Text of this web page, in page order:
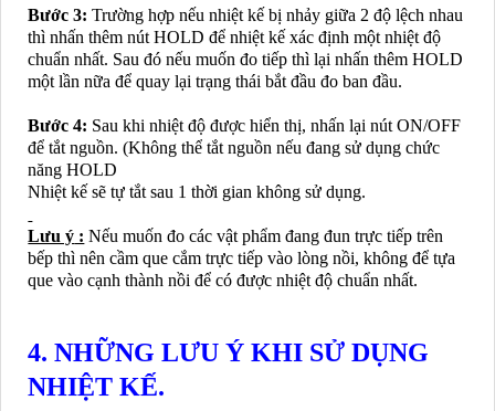
Bước 3: Trường hợp nếu nhiệt kế bị nhảy giữa 2 độ lệch nhau
thì nhấn thêm nút HOLD để nhiệt kế xác định một nhiệt độ
chuẩn nhất. Sau đó nếu muốn đo tiếp thì lại nhấn thêm HOLD
một lần nữa để quay lại trạng thái bắt đầu đo ban đầu.
Bước 4: Sau khi nhiệt độ được hiển thị, nhấn lại nút ON/OFF
để tắt nguồn. (Không thể tắt nguồn nếu đang sử dụng chức
năng HOLD
Nhiệt kế sẽ tự tắt sau 1 thời gian không sử dụng.
Lưu ý : Nếu muốn đo các vật phẩm đang đun trực tiếp trên
bếp thì nên cầm que cắm trực tiếp vào lòng nồi, không để tựa
que vào cạnh thành nồi để có được nhiệt độ chuẩn nhất.
4. NHỮNG LƯU Ý KHI SỬ DỤNG
NHIỆT KẾ.